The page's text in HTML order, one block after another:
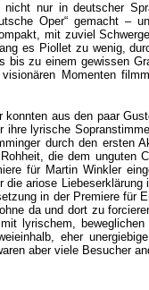
nur in deutscher
Oper“ gemacht –
mit zuviel
es Piollet zu wenig,
bis zu einem gewissen
Momenten
konnten aus den paar
ihre lyrische
durch den ersten
die dem unguten
für Martin Winkler
die ariose
in der Premiere für
da und dort zu
lyrischem,
eher
aber viele Besucher